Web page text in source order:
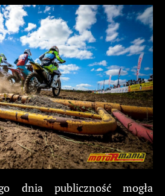
dnia publiczność mogła